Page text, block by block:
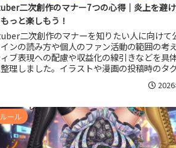
二次創作のマナー7つの心得｜炎上を避
っと楽しもう！
二次創作のマナーを知りたい人に向けて
ンの読み方や個人のファン活動の範囲の考
ブ表現への配慮や収益化の線引きなどを具
理しました。イラストや漫画の投稿時のタ
切り抜きで気を付けたい点炎上事例から学べ
で解説し安心して推し活を続けるための心構
ルール